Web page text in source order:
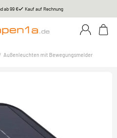
ab 99 € Kauf auf Rechnung
/ Außenleuchten mit Bewegungsmelder